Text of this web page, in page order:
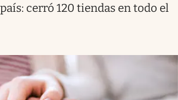
cerró 120 tiendas en todo el